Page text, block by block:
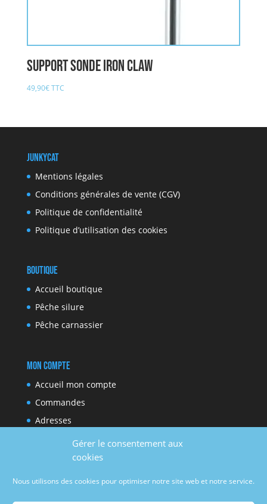
Gérer le consentement aux
cookies
Nous utilisons des cookies pour optimiser notre site web et notre service.
Support Sonde IRON CLAW
49,90€TTC
JunkyCat
Mentions légales
Conditions générales de vente (CGV)
Politique de confidentialité
Politique d’utilisation des cookies
Boutique
Accueil boutique
Pêche silure
Pêche carnassier
Mon compte
Accueil mon compte
Commandes
Adresses
Moyens de paiement
Détails du compte